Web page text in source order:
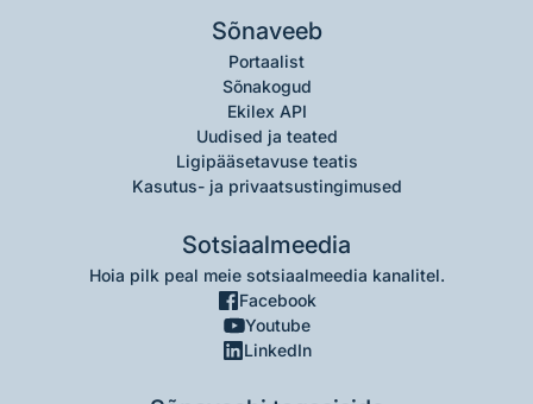
Sõnaveeb
Portaalist
Sõnakogud
Ekilex API
Uudised ja teated
Ligipääsetavuse teatis
Kasutus- ja privaatsustingimused
Sotsiaalmeedia
Hoia pilk peal meie sotsiaalmeedia kanalitel.
Facebook
Youtube
LinkedIn